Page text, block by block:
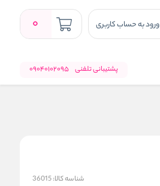
ورود به حساب کاربری 0
پشتیبانی تلفنی 09040102095
شناسه کالا:36015